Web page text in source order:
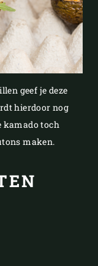
geef je deze
hierdoor nog
kamado toch
maken.